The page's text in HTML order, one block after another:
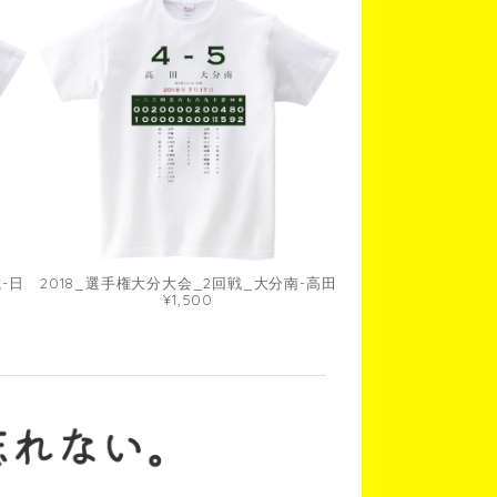
日
2018_選手権大分大会_2回戦_大分南-高田
¥1,500